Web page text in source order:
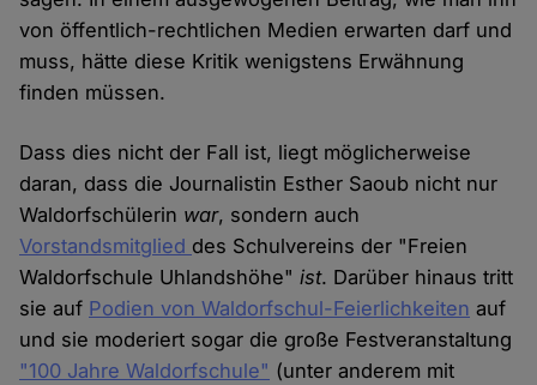
von öffentlich-rechtlichen Medien erwarten darf und
muss, hätte diese Kritik wenigstens Erwähnung
finden müssen.
Dass dies nicht der Fall ist, liegt möglicherweise
daran, dass die Journalistin Esther Saoub nicht nur
Waldorfschülerin war, sondern auch
Vorstandsmitglied des Schulvereins der "Freien
Waldorfschule Uhlandshöhe"ist. Darüber hinaus tritt
sie auf Podien von Waldorfschul-Feierlichkeiten auf
und sie moderiert sogar die große Festveranstaltung
"100 Jahre Waldorfschule" (unter anderem mit